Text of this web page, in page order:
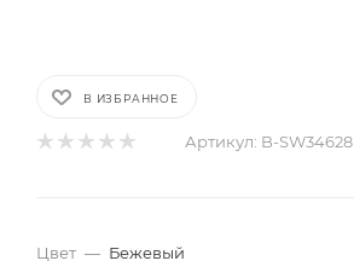
В ИЗБРАННОЕ
Артикул: B-SW34628
Цвет — Бежевый